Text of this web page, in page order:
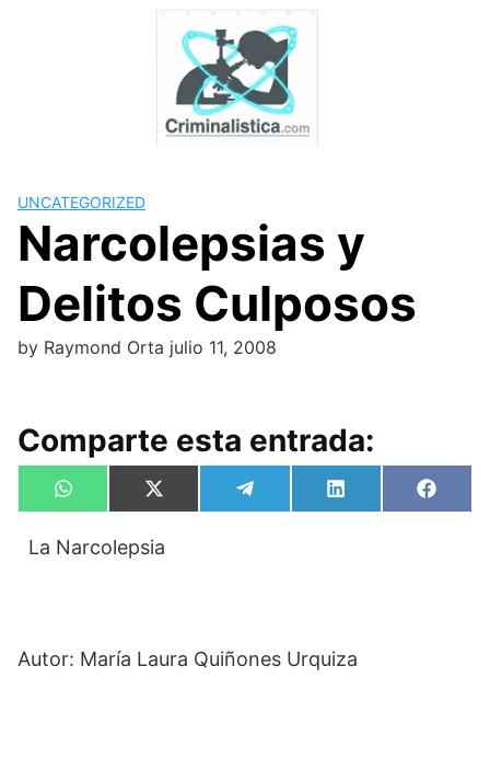
UNCATEGORIZED
Narcolepsias y
Delitos Culposos
by Raymond Orta julio 11, 2008
Comparte esta entrada:
Compartir
en
W
h
t
Compartir
en
X
(
w
)
Compartir
en
e
Compartir
en
L
i
en
F
a
La Narcolepsia
Autor: María Laura Quiñones Urquiza